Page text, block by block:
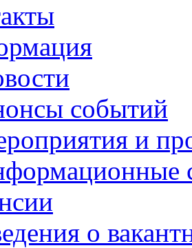
событий
и
о